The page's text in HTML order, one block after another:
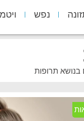
נפש
בנושא תרופות